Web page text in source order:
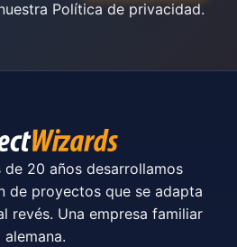
Política de privacidad.
de 20 años desarrollamos
de proyectos que se adapta
revés. Una empresa familiar
alemana.